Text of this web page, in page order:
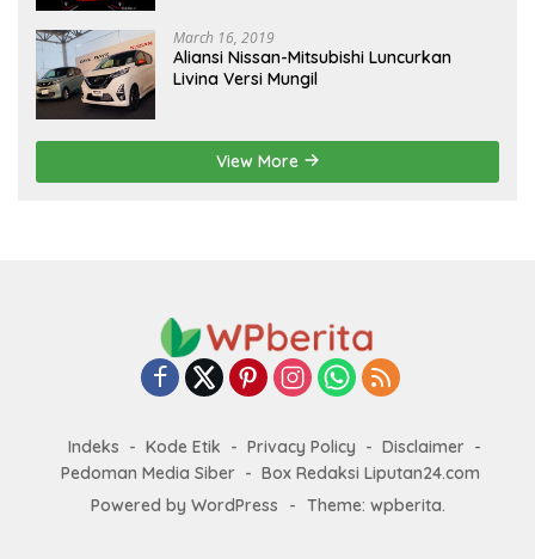
March 16, 2019
Aliansi Nissan-Mitsubishi Luncurkan
Livina Versi Mungil
View More
Indeks Kode Etik Privacy Policy
Disclaimer
Pedoman Media Siber
Box Redaksi Liputan24.com
Powered by WordPress
- Theme: wpberita.